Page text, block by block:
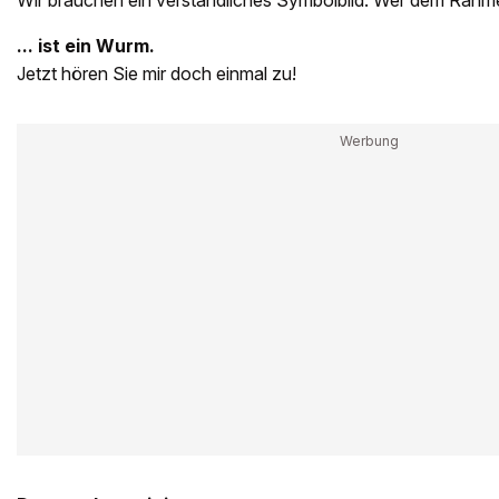
... ist ein Wurm.
Jetzt hören Sie mir doch einmal zu!